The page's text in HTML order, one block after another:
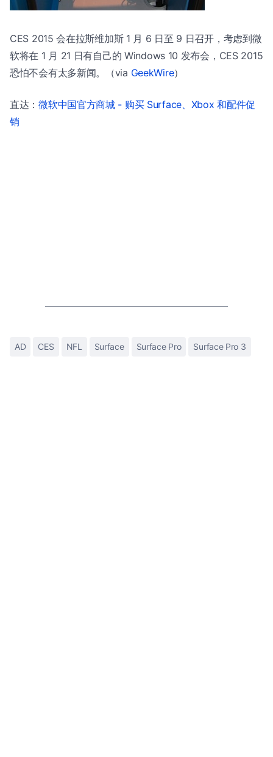
CES 2015 会在拉斯维加斯 1 月 6 日至 9 日召开，考虑到微
软将在 1 月 21 日有自己的 Windows 10 发布会，CES 2015
恐怕不会有太多新闻。（via GeekWire）
直达：微软中国官方商城 - 购买 Surface、Xbox 和配件促
销
AD CES NFL Surface Surface Pro Surface Pro 3